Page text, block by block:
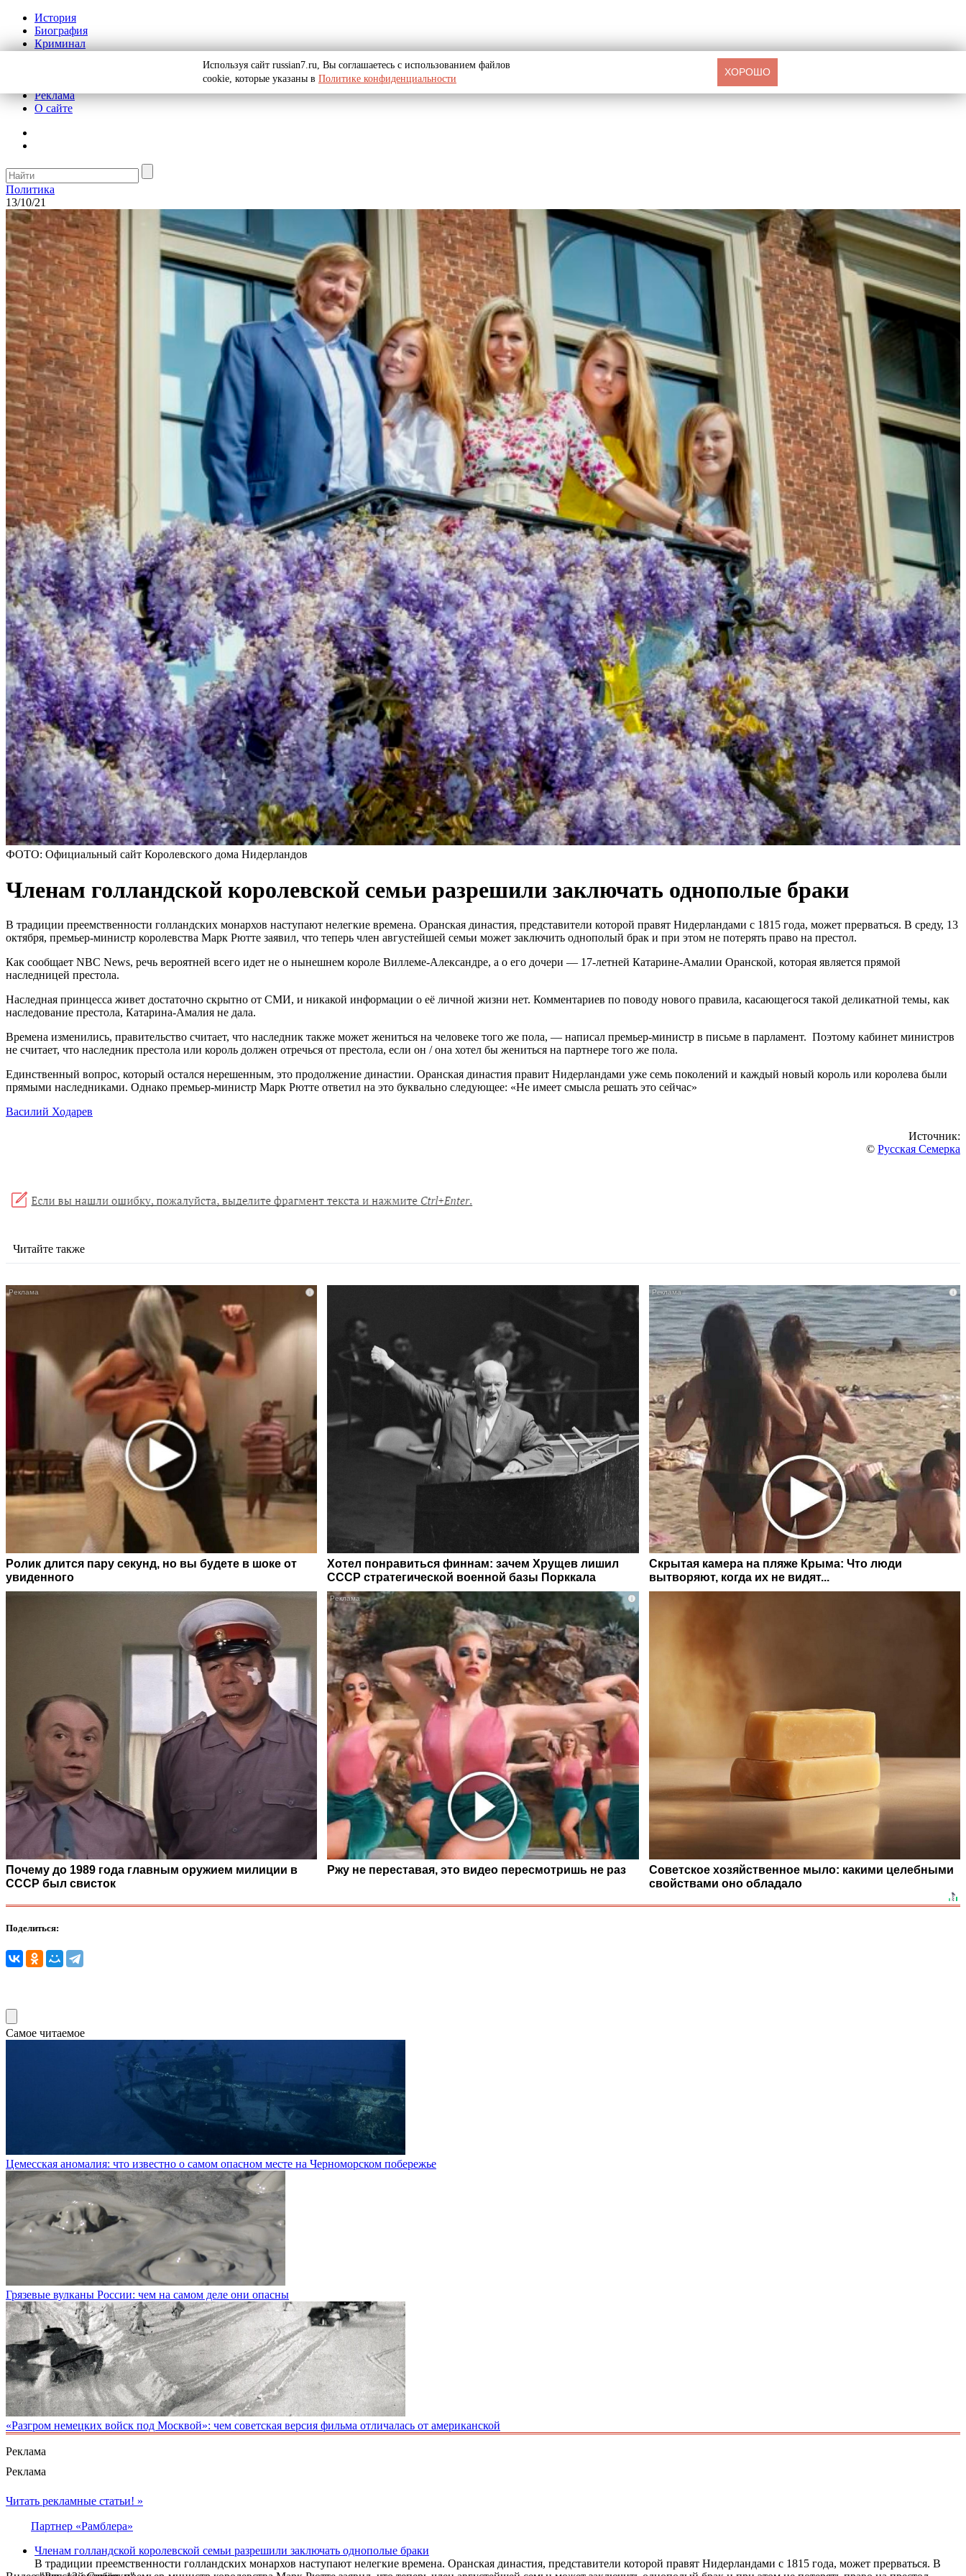
История
Биография
Криминал
Реклама
О сайте
Политика
13/10/21
ФОТО: Официальный сайт Королевского дома Нидерландов
Членам голландской королевской семьи разрешили заключать однополые браки
В традиции преемственности голландских монархов наступают нелегкие времена. Оранская династия, представители которой правят Нидерландами с 1815 года, может прерваться. В среду, 13
октября, премьер-министр королевства Марк Рютте заявил, что теперь член августейшей семьи может заключить однополый брак и при этом не потерять право на престол.
Как сообщает NBC News, речь вероятней всего идет не о нынешнем короле Виллеме-Александре, а о его дочери — 17-летней Катарине-Амалии Оранской, которая является прямой
наследницей престола.
Наследная принцесса живет достаточно скрытно от СМИ, и никакой информации о её личной жизни нет. Комментариев по поводу нового правила, касающегося такой деликатной темы, как
наследование престола, Катарина-Амалия не дала.
Времена изменились, правительство считает, что наследник также может жениться на человеке того же пола, — написал премьер-министр в письме в парламент. Поэтому кабинет министров
не считает, что наследник престола или король должен отречься от престола, если он / она хотел бы жениться на партнере того же пола.
Единственный вопрос, который остался нерешенным, это продолжение династии. Оранская династия правит Нидерландами уже семь поколений и каждый новый король или королева были
прямыми наследниками. Однако премьер-министр Марк Рютте ответил на это буквально следующее: «Не имеет смысла решать это сейчас»
Василий Ходарев
Источник:
© Русская Семерка
Читайте также
i
Ролик длится пару секунд, но вы будете в шоке от
увиденного
Хотел понравиться финнам: зачем Хрущев лишил
СССР стратегической военной базы Порккала
i
Скрытая камера на пляже Крыма: Что люди
вытворяют, когда их не видят...
Почему до 1989 года главным оружием милиции в
СССР был свисток
i
Ржу не переставая, это видео пересмотришь не раз
Советское хозяйственное мыло: какими целебными
свойствами оно обладало
Поделиться:
Самое читаемое
Цемесская аномалия: что известно о самом опасном месте на Черноморском побережье
Грязевые вулканы России: чем на самом деле они опасны
«Разгром немецких войск под Москвой»: чем советская версия фильма отличалась от американской
Реклама
Реклама
Читать рекламные статьи! »
Партнер «Рамблера»
Членам голландской королевской семьи разрешили заключать однополые браки
В традиции преемственности голландских монархов наступают нелегкие времена. Оранская династия, представители которой правят Нидерландами с 1815 года, может прерваться. В
Используя сайт russian7.ru, Вы соглашаетесь с использованием файлов
cookie, которые указаны в Политике конфиденциальности
ХОРОШО